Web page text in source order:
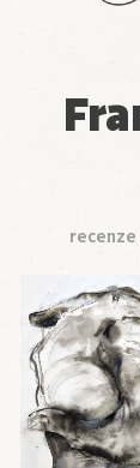
recenze